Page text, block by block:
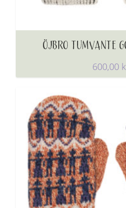
ÖJBRO TUMVANTE
600,00